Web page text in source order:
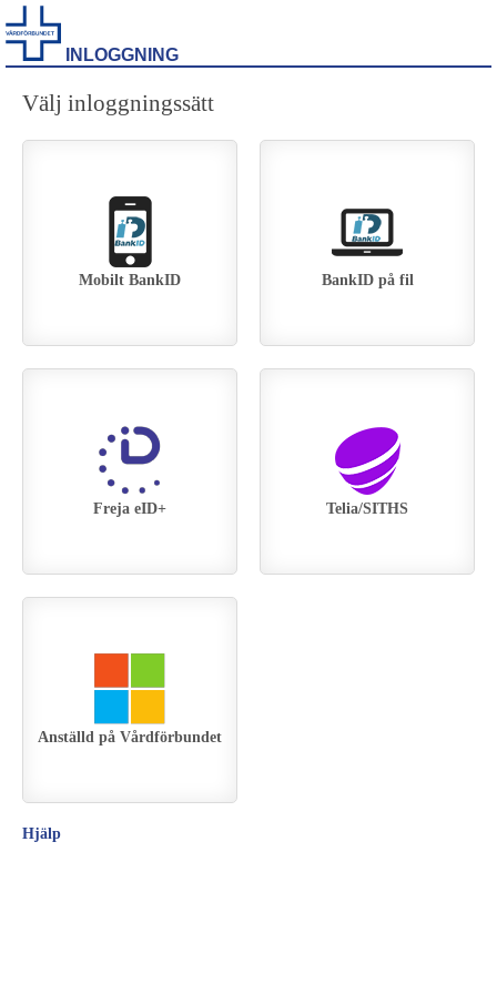
INLOGGNING
Välj inloggningssätt
Mobilt BankID BankID på fil
Telia/SITHS
Anställd på Vårdförbundet
Freja eID+
Hjälp